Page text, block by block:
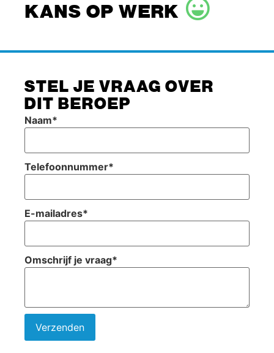
KANS OP WERK
STEL JE VRAAG OVER
DIT BEROEP
Naam*
Telefoonnummer*
E-mailadres*
Omschrijf je vraag*
Verzenden